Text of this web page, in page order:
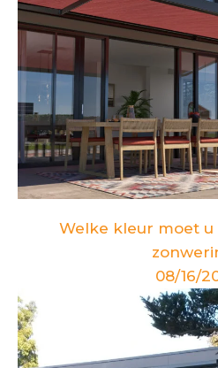
Welke kleur moet u
08/16/